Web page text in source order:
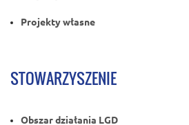
Projekty własne
STOWARZYSZENIE
Obszar działania LGD